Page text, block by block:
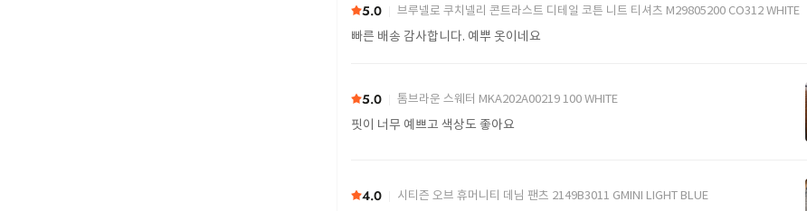
5.0 브루넬로 쿠치넬리 콘트라스트 디테일 코튼 니트 티셔츠 M29805200 CO312 WHITE
빠른 배송 감사합니다. 예뿌 옷이네요
5.0 톰브라운 스웨터 MKA202A00219 100 WHITE
핏이 너무 예쁘고 색상도 좋아요
4.0 시티즌 오브 휴머니티 데님 팬츠 2149B3011 GMINI LIGHT BLUE